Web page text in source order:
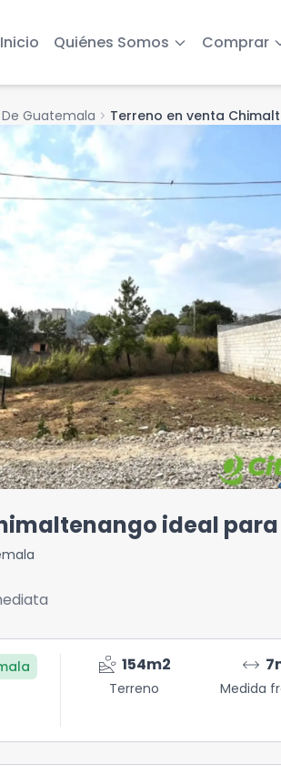
Inicio Quiénes Somos Comprar
Guatemala chevron_right Terreno en venta
ideal
landslide 154m2
Terreno
arrow_range 7
Medida